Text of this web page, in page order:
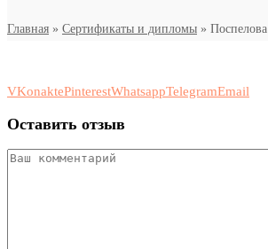
Главная » Сертификаты и дипломы » Поспелова
VKonaktePinterestWhatsappTelegramEmail
Оставить отзыв